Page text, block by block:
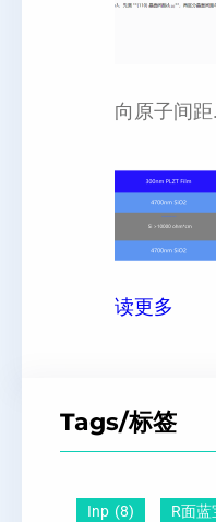
向原子间
读更多
晶
-
Tags/标签
Inp (8) R面蓝